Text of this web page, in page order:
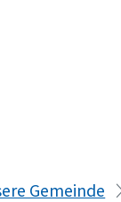
Gemeinde